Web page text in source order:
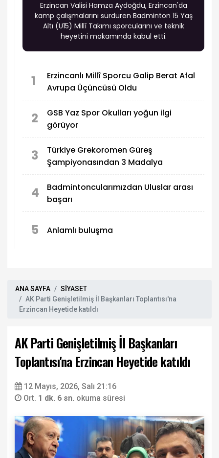
Erzincan Valisi Hamza Aydoğdu, Erzincan'da
kamp çalışmalarını sürdüren Badminton 15 Yaş
Altı (U15) Millî Takımı sporcularını ve teknik
heyetini makamında kabul etti.
1
Erzincanlı Millî Sporcu Galip Berat Afal
Avrupa Üçüncüsü Oldu
2
GSB Yaz Spor Okulları yoğun ilgi
görüyor
3
Türkiye Grekoromen Güreş
Şampiyonasından 3 Madalya
4
Badmintoncularımızdan Uluslar arası
başarı
5 Anlamlı buluşma
ANA SAYFA
SİYASET
AK Parti Genişletilmiş İl Başkanları Toplantısı'na
Erzincan Heyetide katıldı
AK Parti Genişletilmiş İl Başkanları
Toplantısı'na Erzincan Heyetide katıldı
12 Mayıs, 2026, Salı 21:16
Ort. 1 dk. 6 sn. okuma süresi